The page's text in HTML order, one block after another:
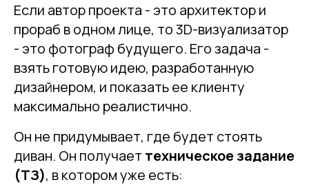
Если автор проекта - это архитектор и
прораб в одном лице, то 3D-визуализатор
- это фотограф будущего. Его задача -
взять готовую идею, разработанную
дизайнером, и показать ее клиенту
максимально реалистично.
Он не придумывает, где будет стоять
диван. Он получает техническое задание
(ТЗ), в котором уже есть: